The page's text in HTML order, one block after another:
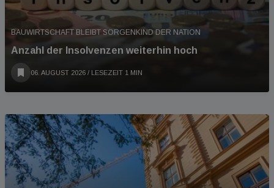
BAUWIRTSCHAFT BLEIBT SORGENKIND DER NATION
Anzahl der Insolvenzen weiterhin hoch
06. AUGUST 2026 / LESEZEIT 1 MIN